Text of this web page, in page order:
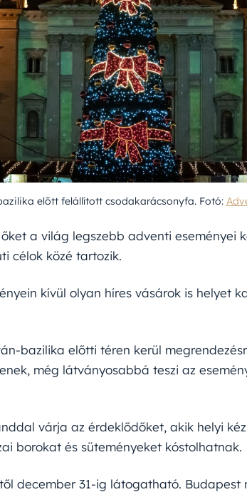
előtt felállított csodakarácsonyfa. Fotó:
a világ legszebb adventi eseményei
célok közé tartozik.
kívül olyan híres vásárok is helyet
bazilika előtti téren kerül
még látványosabbá teszi az
várja az érdeklődőket, akik helyi
borokat és süteményeket kóstolhatnak.
december 31-ig látogatható. Budapest